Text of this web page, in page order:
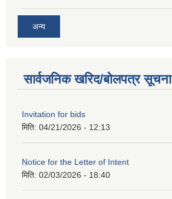
अन्य
सार्वजनिक खरिद/बोलपत्र सूचना
Invitation for bids
मिति: 04/21/2026 - 12:13
Notice for the Letter of Intent
मिति: 02/03/2026 - 18:40